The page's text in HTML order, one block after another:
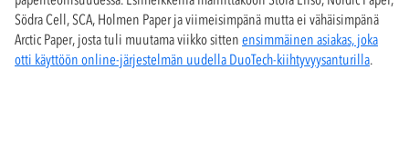
Södra Cell, SCA, Holmen Paper ja viimeisimpänä mutta ei vähäisimpänä
Arctic Paper, josta tuli muutama viikko sitten ensimmäinen asiakas, joka
otti käyttöön online-järjestelmän uudella DuoTech-kiihtyvyysanturilla.